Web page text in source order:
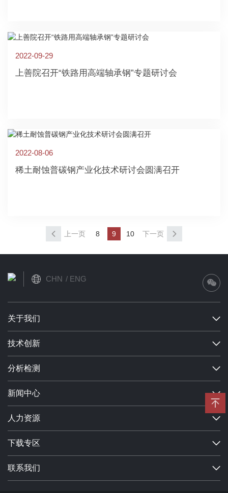
2022-09-29
上善院召开“铁路用高端轴承钢”专题研讨会
2022-08-06
稀土耐蚀普碳钢产业化技术研讨会圆满召开
上一页 8 9 10 下一页
CHN ENG
关于我们
技术创新
分析检测
新闻中心
人力资源
下载专区
联系我们